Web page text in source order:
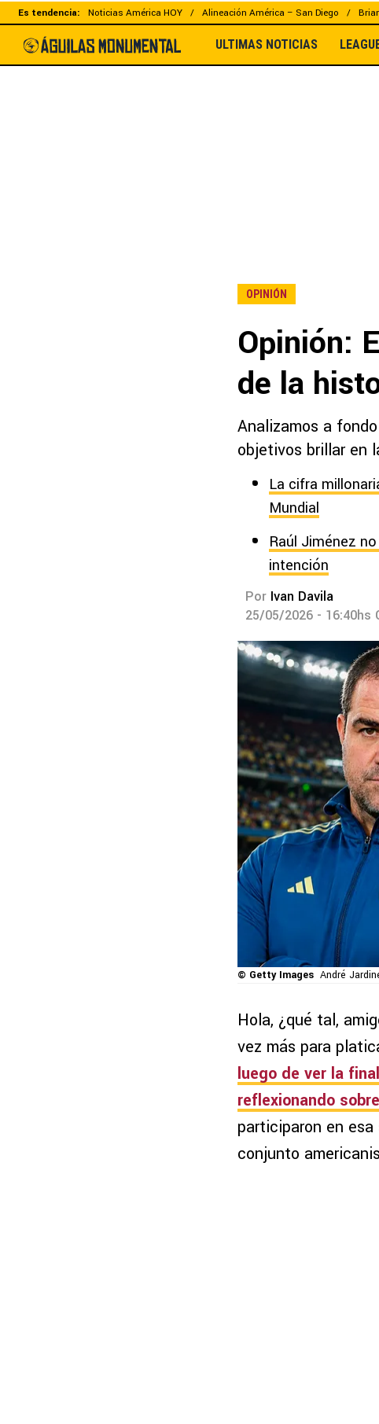
Es tendencia: Noticias América HOY Alineación América – San Diego
ULTIMAS NOTICIAS
OPINIÓN
Opinión:
de la
Analizamos a
objetivos brillar en
La cifra
Mundial
Raúl Jiménez
intención
Por Ivan Davila
25/05/2026 - 16:40hs
© Getty Images André
Hola, ¿qué tal,
vez más para
luego de ver la
reflexionando
participaron en
conjunto